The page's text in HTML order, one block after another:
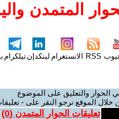
المتمدن
RSS الانستغرام لينكدإنتيلكرام
الحوار والتعليق على الموضوع
خلال الموقع نرجو النقر على -
تعليقات الحوار المتمدن (0
)